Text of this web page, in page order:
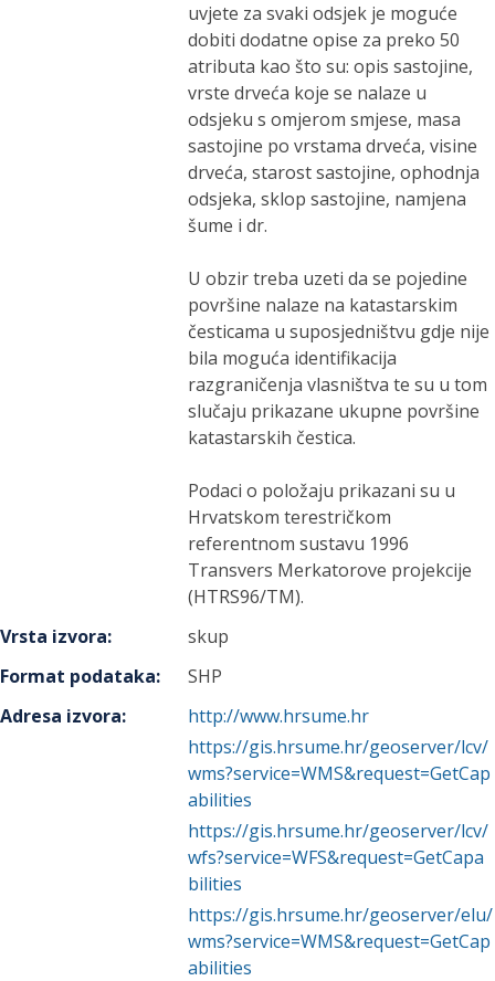
uvjete za svaki odsjek je moguće
dobiti dodatne opise za preko 50
atributa kao što su: opis sastojine,
vrste drveća koje se nalaze u
odsjeku s omjerom smjese, masa
sastojine po vrstama drveća, visine
drveća, starost sastojine, ophodnja
odsjeka, sklop sastojine, namjena
šume i dr.
U obzir treba uzeti da se pojedine
površine nalaze na katastarskim
česticama u suposjedništvu gdje nije
bila moguća identifikacija
razgraničenja vlasništva te su u tom
slučaju prikazane ukupne površine
katastarskih čestica.
Podaci o položaju prikazani su u
Hrvatskom terestričkom
referentnom sustavu 1996
Transvers Merkatorove projekcije
(HTRS96/TM).
Vrsta izvora:
skup
Format podataka:
SHP
Adresa izvora:
http://www.hrsume.hr
https://gis.hrsume.hr/geoserver/lcv/
wms?service=WMS&request=GetCap
abilities
https://gis.hrsume.hr/geoserver/lcv/
wfs?service=WFS&request=GetCapa
bilities
https://gis.hrsume.hr/geoserver/elu/
wms?service=WMS&request=GetCap
abilities